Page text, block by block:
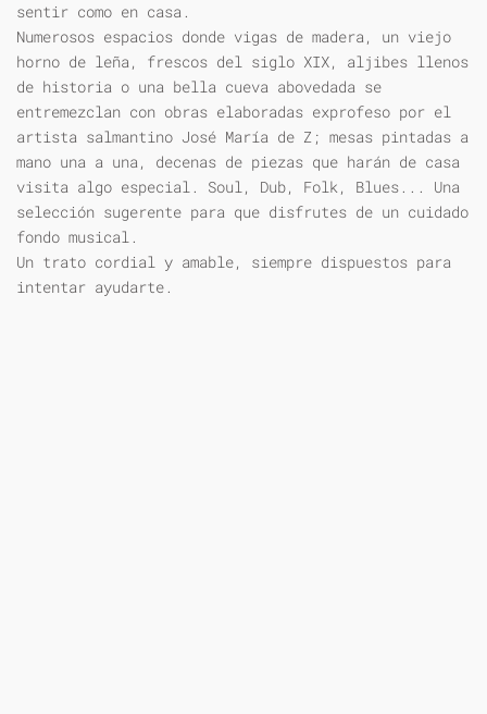
sentir como en casa.
Numerosos espacios donde vigas de madera, un viejo
horno de leña, frescos del siglo XIX, aljibes llenos
de historia o una bella cueva abovedada se
entremezclan con obras elaboradas exprofeso por el
artista salmantino José María de Z; mesas pintadas a
mano una a una, decenas de piezas que harán de casa
visita algo especial. Soul, Dub, Folk, Blues... Una
selección sugerente para que disfrutes de un cuidado
fondo musical.
Un trato cordial y amable, siempre dispuestos para
intentar ayudarte.